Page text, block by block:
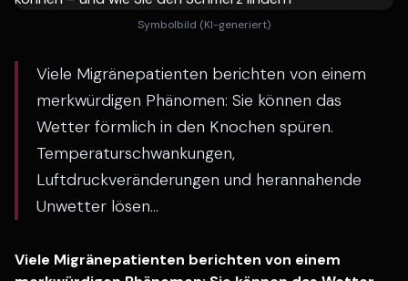
Symbolbild (KI-generiert)
Viele Migränepatienten berichten von einem
merkwürdigen Phänomen: Sie können das
Wetter förmlich in den Knochen spüren.
Temperaturschwankungen,
Luftdruckveränderungen und herannahende
Unwetter lösen...
Viele Migränepatienten berichten von einem